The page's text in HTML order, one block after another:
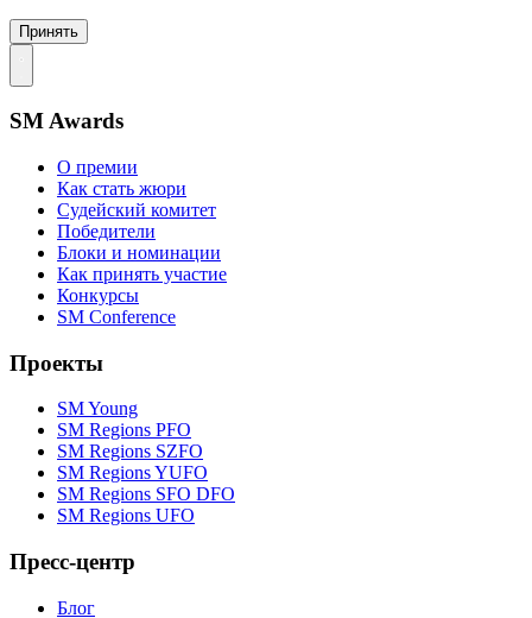
Принять
SM Awards
О премии
Как стать жюри
Судейский комитет
Победители
Блоки и номинации
Как принять участие
Конкурсы
SM Conference
Проекты
SM Young
SM Regions PFO
SM Regions SZFO
SM Regions YUFO
SM Regions SFO DFO
SM Regions UFO
Пресс-центр
Блог